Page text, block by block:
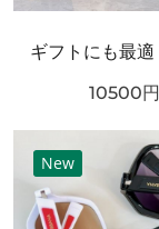
10500円
New